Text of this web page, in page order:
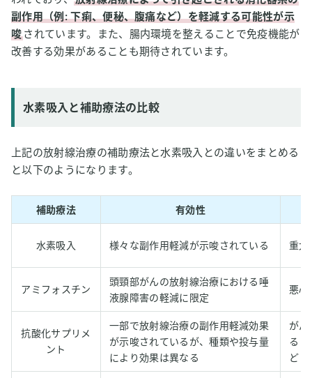
副作用（例: 下痢、便秘、腹痛など）を軽減する可能性が示
唆されています。また、腸内環境を整えることで免疫機能が
改善する効果があることも期待されています。
水素吸入と補助療法の比較
上記の放射線治療の補助療法と水素吸入との違いをまとめる
と以下のようになります。
補助療法 有効性
水素吸入 様々な副作用軽減が示唆されている 重大
アミフォスチン
頭頸部がんの放射線治療における唾
液腺障害の軽減に限定
悪心
抗酸化サプリメ
ント
一部で放射線治療の副作用軽減効果
が示唆されているが、種類や投与量
により効果は異なる
がん
るリ
ど